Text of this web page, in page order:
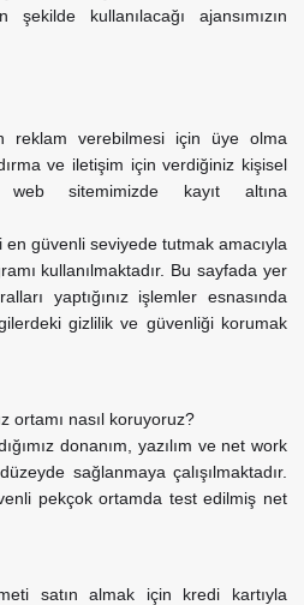
kullanılacağı ajansımızın
reklam verebilmesi için üye olma
ve iletişim için verdiğiniz kişisel
sitemimizde kayıt altına
güvenli seviyede tutmak amacıyla
kullanılmaktadır. Bu sayfada yer
yaptığınız işlemler esnasında
gizlilik ve güvenliği korumak
ortamı nasıl koruyoruz?
donanım, yazılım ve net work
sağlanmaya çalışılmaktadır.
pekçok ortamda test edilmiş net
satın almak için kredi kartıyla